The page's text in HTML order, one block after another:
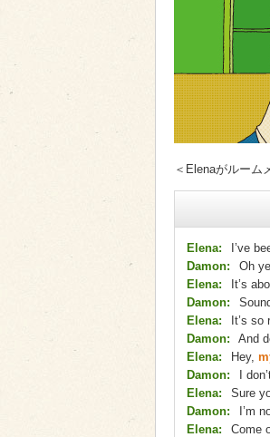
＜Elenaがルーム
Elena:
I’ve
Damon:
Oh
Elena:
It’s
Damon:
Elena:
It’s
Damon:
And
Elena:
Hey,
Damon:
I
Elena:
Sure
Damon:
I’m
Elena:
Come